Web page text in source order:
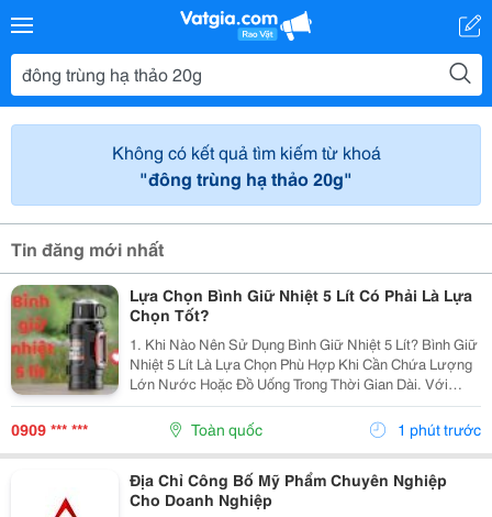
Không có kết quả tìm kiếm từ khoá
"đông trùng hạ thảo 20g"
Tin đăng mới nhất
Lựa Chọn Bình Giữ Nhiệt 5 Lít Có Phải Là Lựa
Chọn Tốt?
1. Khi Nào Nên Sử Dụng Bình Giữ Nhiệt 5 Lít? Bình Giữ
Nhiệt 5 Lít Là Lựa Chọn Phù Hợp Khi Cần Chứa Lượng
Lớn Nước Hoặc Đồ Uống Trong Thời Gian Dài. Với
Dung Tích Lớn Và Khả Năng Giữ Nhiệt Ổn Định, Sản
Phẩm Đáp Ứng Tốt Nhiều Nhu Cầu Từ Gia Đình Đến...
0909 *** *** Toàn quốc 1 phút trước
Địa Chỉ Công Bố Mỹ Phẩm Chuyên Nghiệp
Cho Doanh Nghiệp